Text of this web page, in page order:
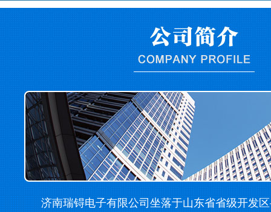
济南瑞锝电子有限公司坐落于山东省省级开发